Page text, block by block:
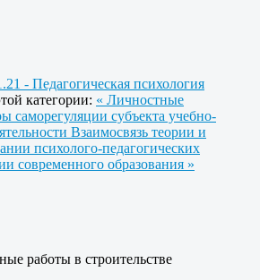
- Педагогическая психология
категории: « Личностные
саморегуляции субъекта учебно-
Взаимосвязь теории и
психолого-педагогических
современного образования »
работы в строительстве